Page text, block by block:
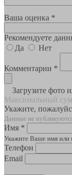
Ваша оценка *
Рекомендуете
Да
Нет
Комментарии *
Загрузите фото
Максимальный
Укажите,
Данные не
Имя *
Укажите Ваше имя или
Телефон
Email